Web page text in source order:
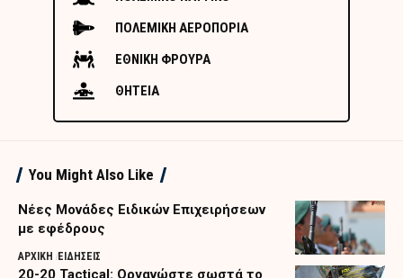
ΠΟΛΕΜΙΚΗ ΑΕΡΟΠΟΡΙΑ
ΕΘΝΙΚΗ ΦΡΟΥΡΑ
ΘΗΤΕΙΑ
You Might Also Like
Nέες Μονάδες Ειδικών Επιχειρήσεων
με εφέδρους
ΑΡΧΙΚΗ ΕΙΔΗΣΕΙΣ
20-20 Tactical: Οργανώστε σωστά το